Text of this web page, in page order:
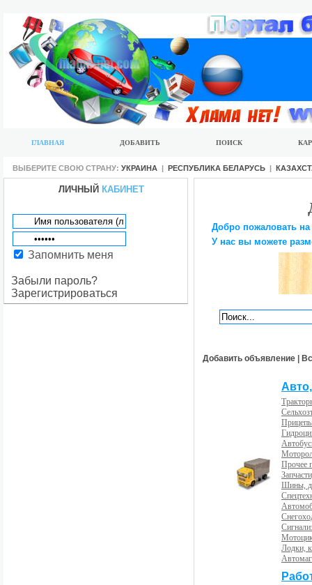
ГЛАВНАЯ ДОБАВИТЬ ПОИСК
ВЫБЕРИТЕ СВОЮ СТРАНУ: УКРАИНА | РЕСПУБЛИКА БЕЛАРУСЬ |
ЛИЧНЫЙ КАБИНЕТ
Запомнить меня
Забыли пароль?
Зарегистрироваться
Добро пожаловать
У нас вы можете
Добавить объявление |
Прочее
Шины,
Лодки,